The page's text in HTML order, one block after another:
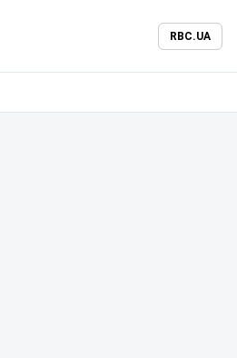
RBC.UA